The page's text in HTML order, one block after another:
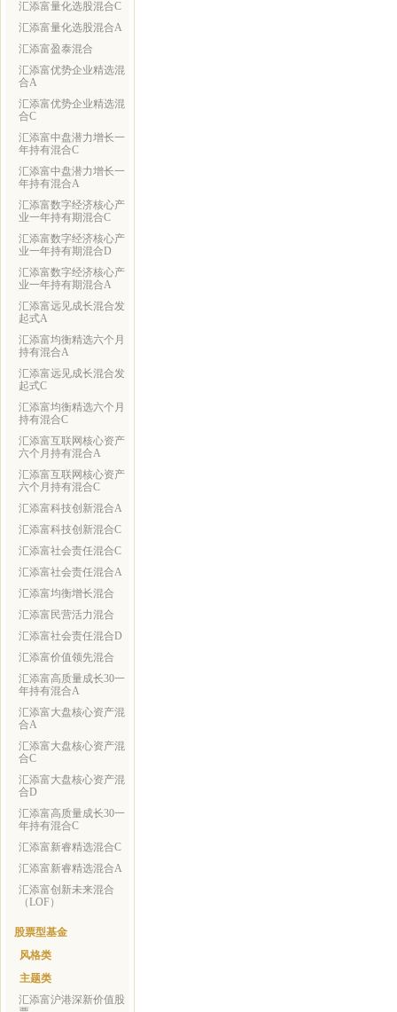
汇添富量化选股混合C
汇添富量化选股混合A
汇添富盈泰混合
汇添富优势企业精选混
合A
汇添富优势企业精选混
合C
汇添富中盘潜力增长一
年持有混合C
汇添富中盘潜力增长一
年持有混合A
汇添富数字经济核心产
业一年持有期混合C
汇添富数字经济核心产
业一年持有期混合D
汇添富数字经济核心产
业一年持有期混合A
汇添富远见成长混合发
起式A
汇添富均衡精选六个月
持有混合A
汇添富远见成长混合发
起式C
汇添富均衡精选六个月
持有混合C
汇添富互联网核心资产
六个月持有混合A
汇添富互联网核心资产
六个月持有混合C
汇添富科技创新混合A
汇添富科技创新混合C
汇添富社会责任混合C
汇添富社会责任混合A
汇添富均衡增长混合
汇添富民营活力混合
汇添富社会责任混合D
汇添富价值领先混合
汇添富高质量成长30一
年持有混合A
汇添富大盘核心资产混
合A
汇添富大盘核心资产混
合C
汇添富大盘核心资产混
合D
汇添富高质量成长30一
年持有混合C
汇添富新睿精选混合C
汇添富新睿精选混合A
汇添富创新未来混合
（LOF）
股票型基金
风格类
主题类
汇添富沪港深新价值股